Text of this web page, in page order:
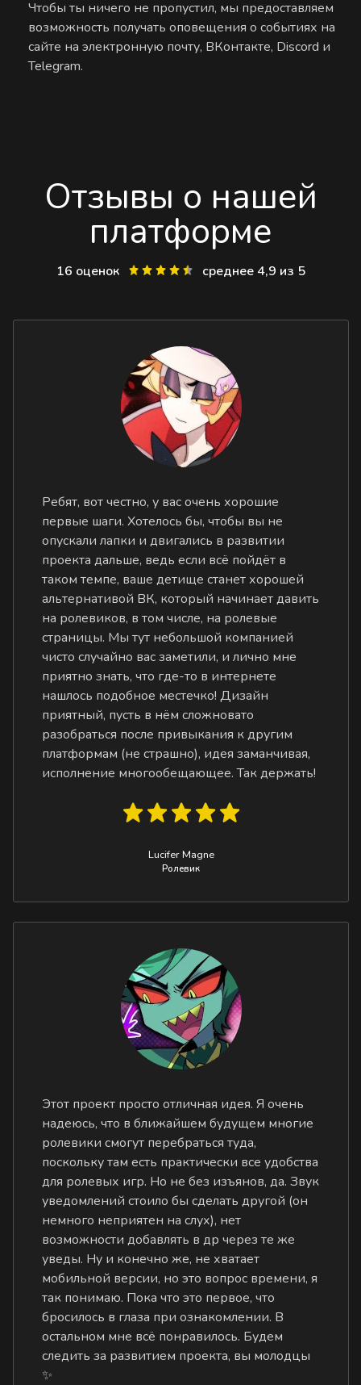
Чтобы ты ничего не пропустил, мы предоставляем
возможность получать оповещения о событиях на
сайте на электронную почту, ВКонтакте, Discord и
Telegram.
Отзывы о нашей
платформе
16 оценок среднее 4,9 из 5
Ребят, вот честно, у вас очень хорошие
первые шаги. Хотелось бы, чтобы вы не
опускали лапки и двигались в развитии
проекта дальше, ведь если всё пойдёт в
таком темпе, ваше детище станет хорошей
альтернативой ВК, который начинает давить
на ролевиков, в том числе, на ролевые
страницы. Мы тут небольшой компанией
чисто случайно вас заметили, и лично мне
приятно знать, что где-то в интернете
нашлось подобное местечко! Дизайн
приятный, пусть в нём сложновато
разобраться после привыкания к другим
платформам (не страшно), идея заманчивая,
исполнение многообещающее. Так держать!
Lucifer Magne
Ролевик
Этот проект просто отличная идея. Я очень
надеюсь, что в ближайшем будущем многие
ролевики смогут перебраться туда,
поскольку там есть практически все удобства
для ролевых игр. Но не без изъянов, да. Звук
уведомлений стоило бы сделать другой (он
немного неприятен на слух), нет
возможности добавлять в др через те же
уведы. Ну и конечно же, не хватает
мобильной версии, но это вопрос времени, я
так понимаю. Пока что это первое, что
бросилось в глаза при ознакомлении. В
остальном мне всё понравилось. Будем
следить за развитием проекта, вы молодцы
✨